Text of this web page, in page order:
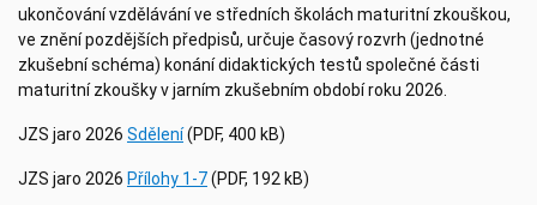
ukončování vzdělávání ve středních školách maturitní zkouškou,
ve znění pozdějších předpisů, určuje časový rozvrh (jednotné
zkušební schéma) konání didaktických testů společné části
maturitní zkoušky v jarním zkušebním období roku 2026.
JZS jaro 2026 Sdělení(PDF, 400 kB)
JZS jaro 2026 Přílohy 1-7(PDF, 192 kB)